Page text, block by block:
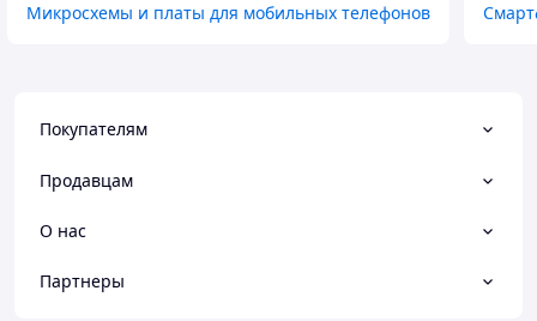
Микросхемы и платы для мобильных телефонов
Покупателям
Продавцам
О нас
Партнеры